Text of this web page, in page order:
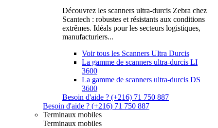
Découvrez les scanners ultra-durcis Zebra chez
Scantech : robustes et résistants aux conditions
extrêmes. Idéals pour les secteurs logistiques,
manufacturiers...
Voir tous les Scanners Ultra Durcis
La gamme de scanners ultra-durcis LI
3600
La gamme de scanners ultra-durcis DS
3600
Besoin d'aide ? (+216) 71 750 887
Besoin d'aide ? (+216) 71 750 887
Terminaux mobiles
Terminaux mobiles